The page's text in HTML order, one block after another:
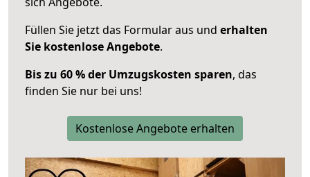
Füllen Sie jetzt das Formular aus und erhalten
Sie kostenlose Angebote.
Bis zu 60 % der Umzugskosten sparen, das
finden Sie nur bei uns!
Kostenlose Angebote erhalten